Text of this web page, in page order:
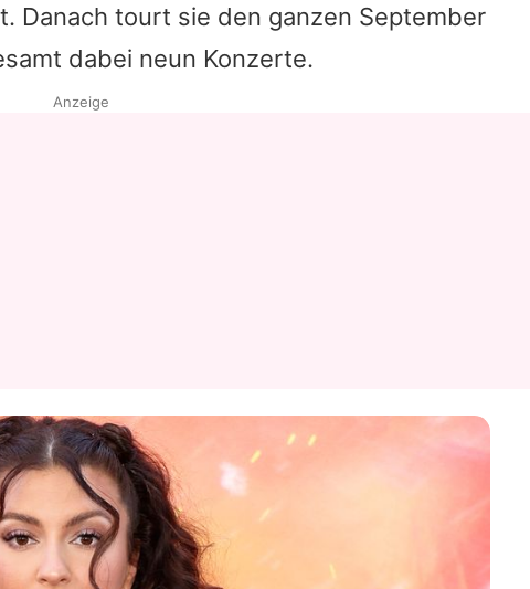
Danach tourt sie den ganzen September
dabei neun Konzerte.
Anzeige